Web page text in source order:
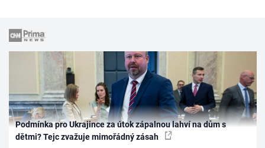
Podmínka pro Ukrajince za útok zápalnou lahví na dům s
dětmi? Tejc zvažuje mimořádný zásah